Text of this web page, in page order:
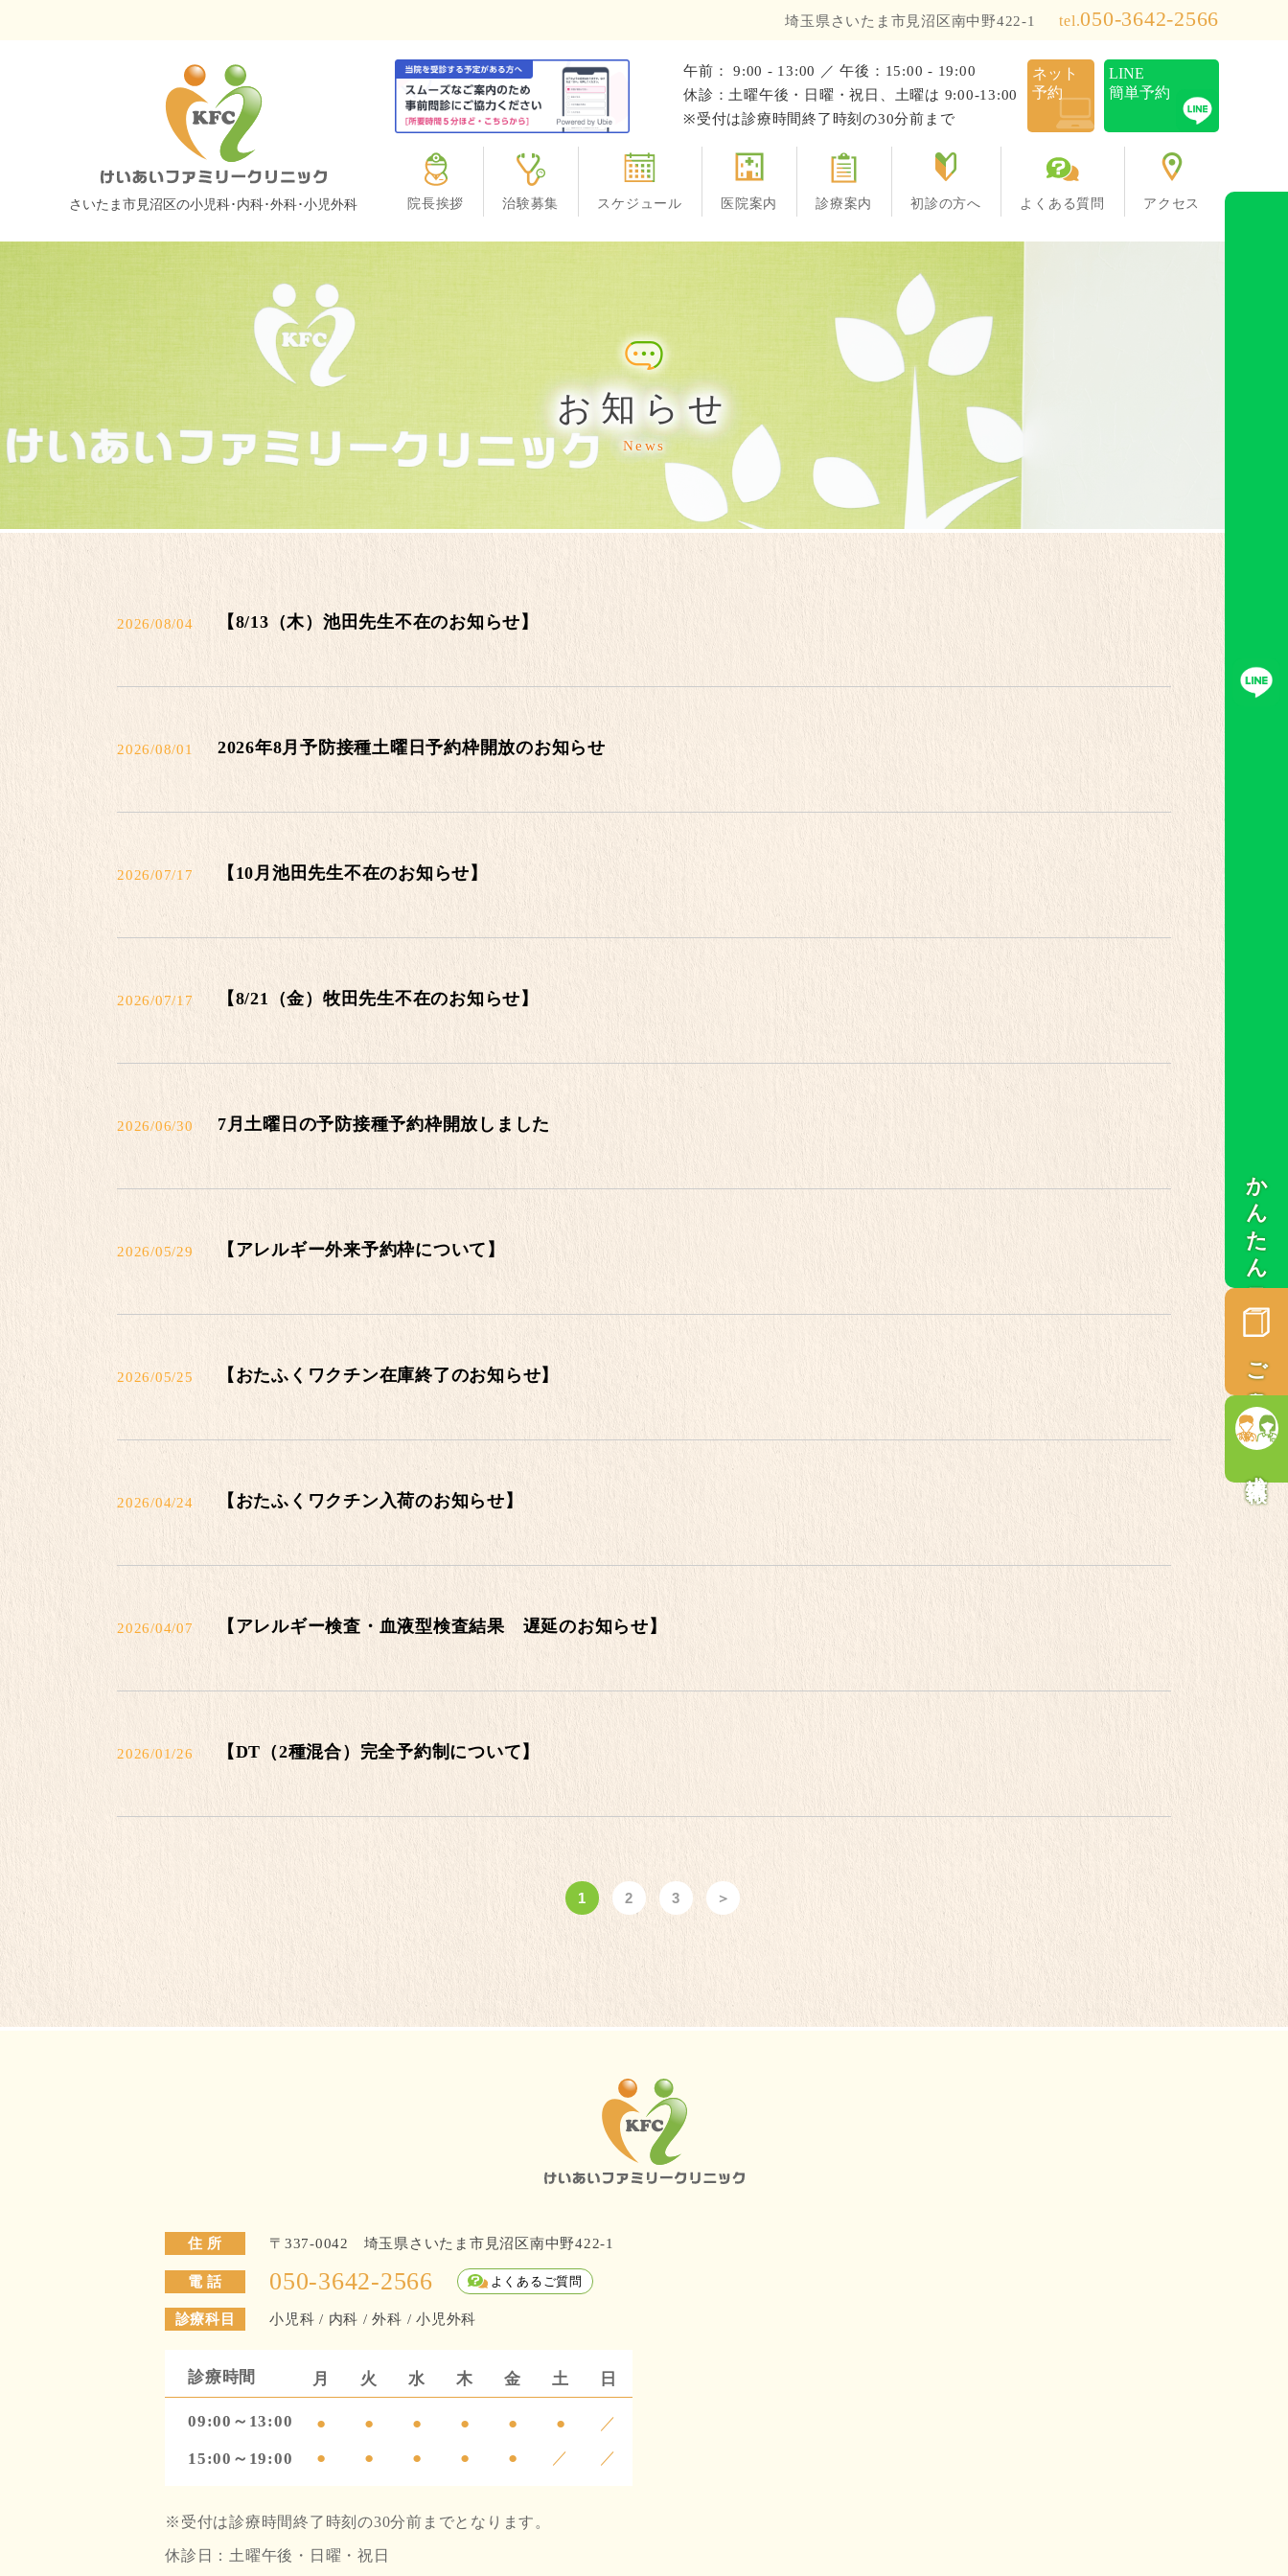
埼玉県さいたま市見沼区南中野422-1 tel.050-3642-2566
ネット
予約
LINE
簡単予約
午前： 9:00 - 13:00 ／ 午後：15:00 - 19:00
休診：土曜午後・日曜・祝日、土曜は 9:00-13:00
※受付は診療時間終了時刻の30分前まで
さいたま市⾒沼区の⼩児科･内科･外科･⼩児外科 院長挨拶 治験募集 スケジュール 医院案内 診療案内 初診の方へ よくある質問 アクセス
かんたん予約
ご意見箱
お知らせ
News
2026/08/04 【8/13（木）池田先生不在のお知らせ】
2026/08/01 2026年8月予防接種土曜日予約枠開放のお知らせ
2026/07/17 【10月池田先生不在のお知らせ】
2026/07/17 【8/21（金）牧田先生不在のお知らせ】
2026/06/30 7月土曜日の予防接種予約枠開放しました
2026/05/29 【アレルギー外来予約枠について】
2026/05/25 【おたふくワクチン在庫終了のお知らせ】
2026/04/24 【おたふくワクチン入荷のお知らせ】
2026/04/07 【アレルギー検査・血液型検査結果 遅延のお知らせ】
2026/01/26 【DT（2種混合）完全予約制について】
1 2 3 ＞
住 所 〒337-0042 埼玉県さいたま市見沼区南中野422-1
電 話 050-3642-2566 よくあるご質問
診療科目 小児科 / 内科 / 外科 / 小児外科
診療時間 月 火 水 木 金 土 日
09:00～13:00 ● ● ● ● ● ●
／
15:00～19:00
● ● ● ● ● ／ ／
※受付は診療時間終了時刻の30分前までとなります。
休診日：土曜午後・日曜・祝日